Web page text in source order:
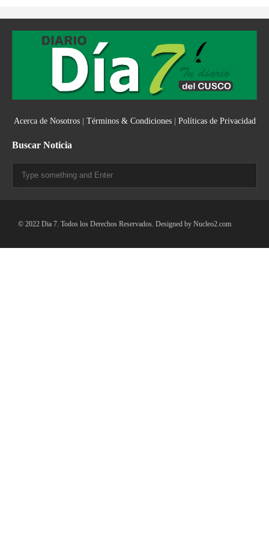
Acerca de Nosotros| Términos & Condiciones| Políticas de Privacidad
Buscar Noticia
© 2022 Dia 7. Todos los Derechos Reservados. Designed by Nucleo2.com